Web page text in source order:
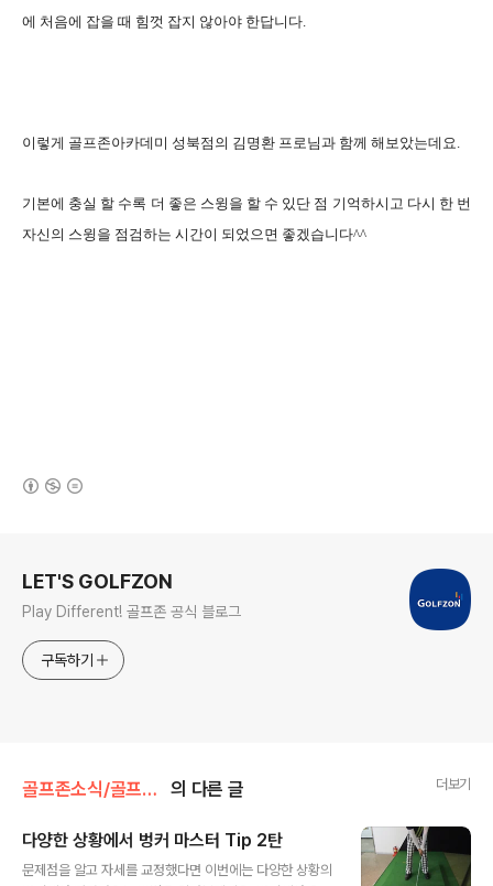
에 처음에 잡을 때 힘껏 잡지 않아야 한답니다.
이렇게 골프존아카데미 성북점의 김명환 프로님과 함께 해보았는데요.
기본에 충실 할 수록 더 좋은 스윙을 할 수 있단 점 기억하시고 다시 한 번
자신의 스윙을 점검하는 시간이 되었으면 좋겠습니다^^
LET'S GOLFZON
Play Different! 골프존 공식 블로그
구독하기
골프존소식/골프존GDR아카데미 의 다른 글 더보기
다양한 상황에서 벙커 마스터 Tip 2탄
문제점을 알고 자세를 교정했다면 이번에는 다양한 상황의